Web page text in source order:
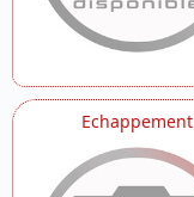
Echappement